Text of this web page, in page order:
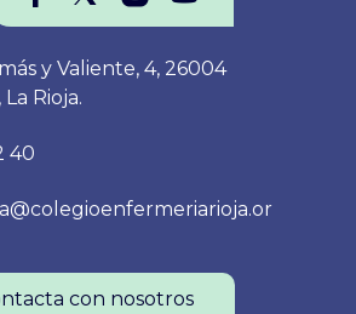
y Valiente, 4, 26004
Rioja.
40
con nosotros